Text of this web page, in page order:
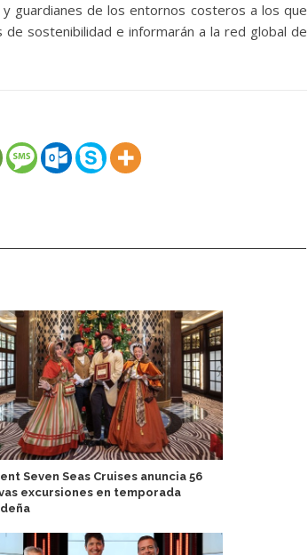
guardianes de los entornos costeros a los que
sostenibilidad e informarán a la red global de
Seven Seas Cruises anuncia 56
excursiones en temporada